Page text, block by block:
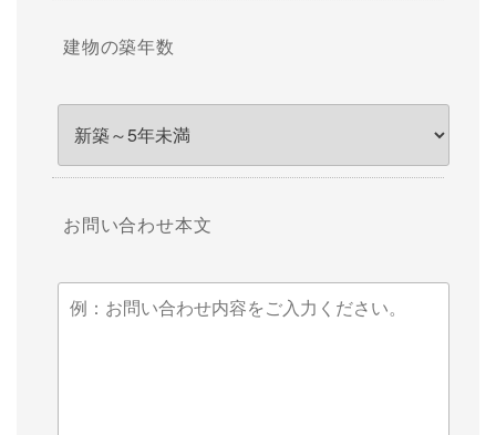
建物の築年数
お問い合わせ本文